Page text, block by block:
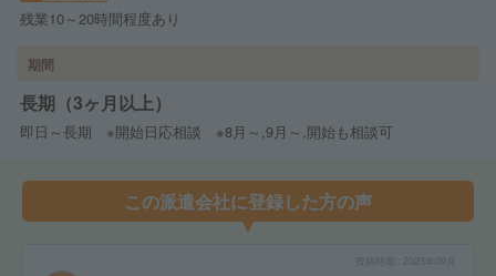
残業10～20時間程度あり
期間
長期（3ヶ月以上）
即日～長期 ※開始日応相談 ※8月～,9月～,開始も相談可
この派遣会社に登録した方の声